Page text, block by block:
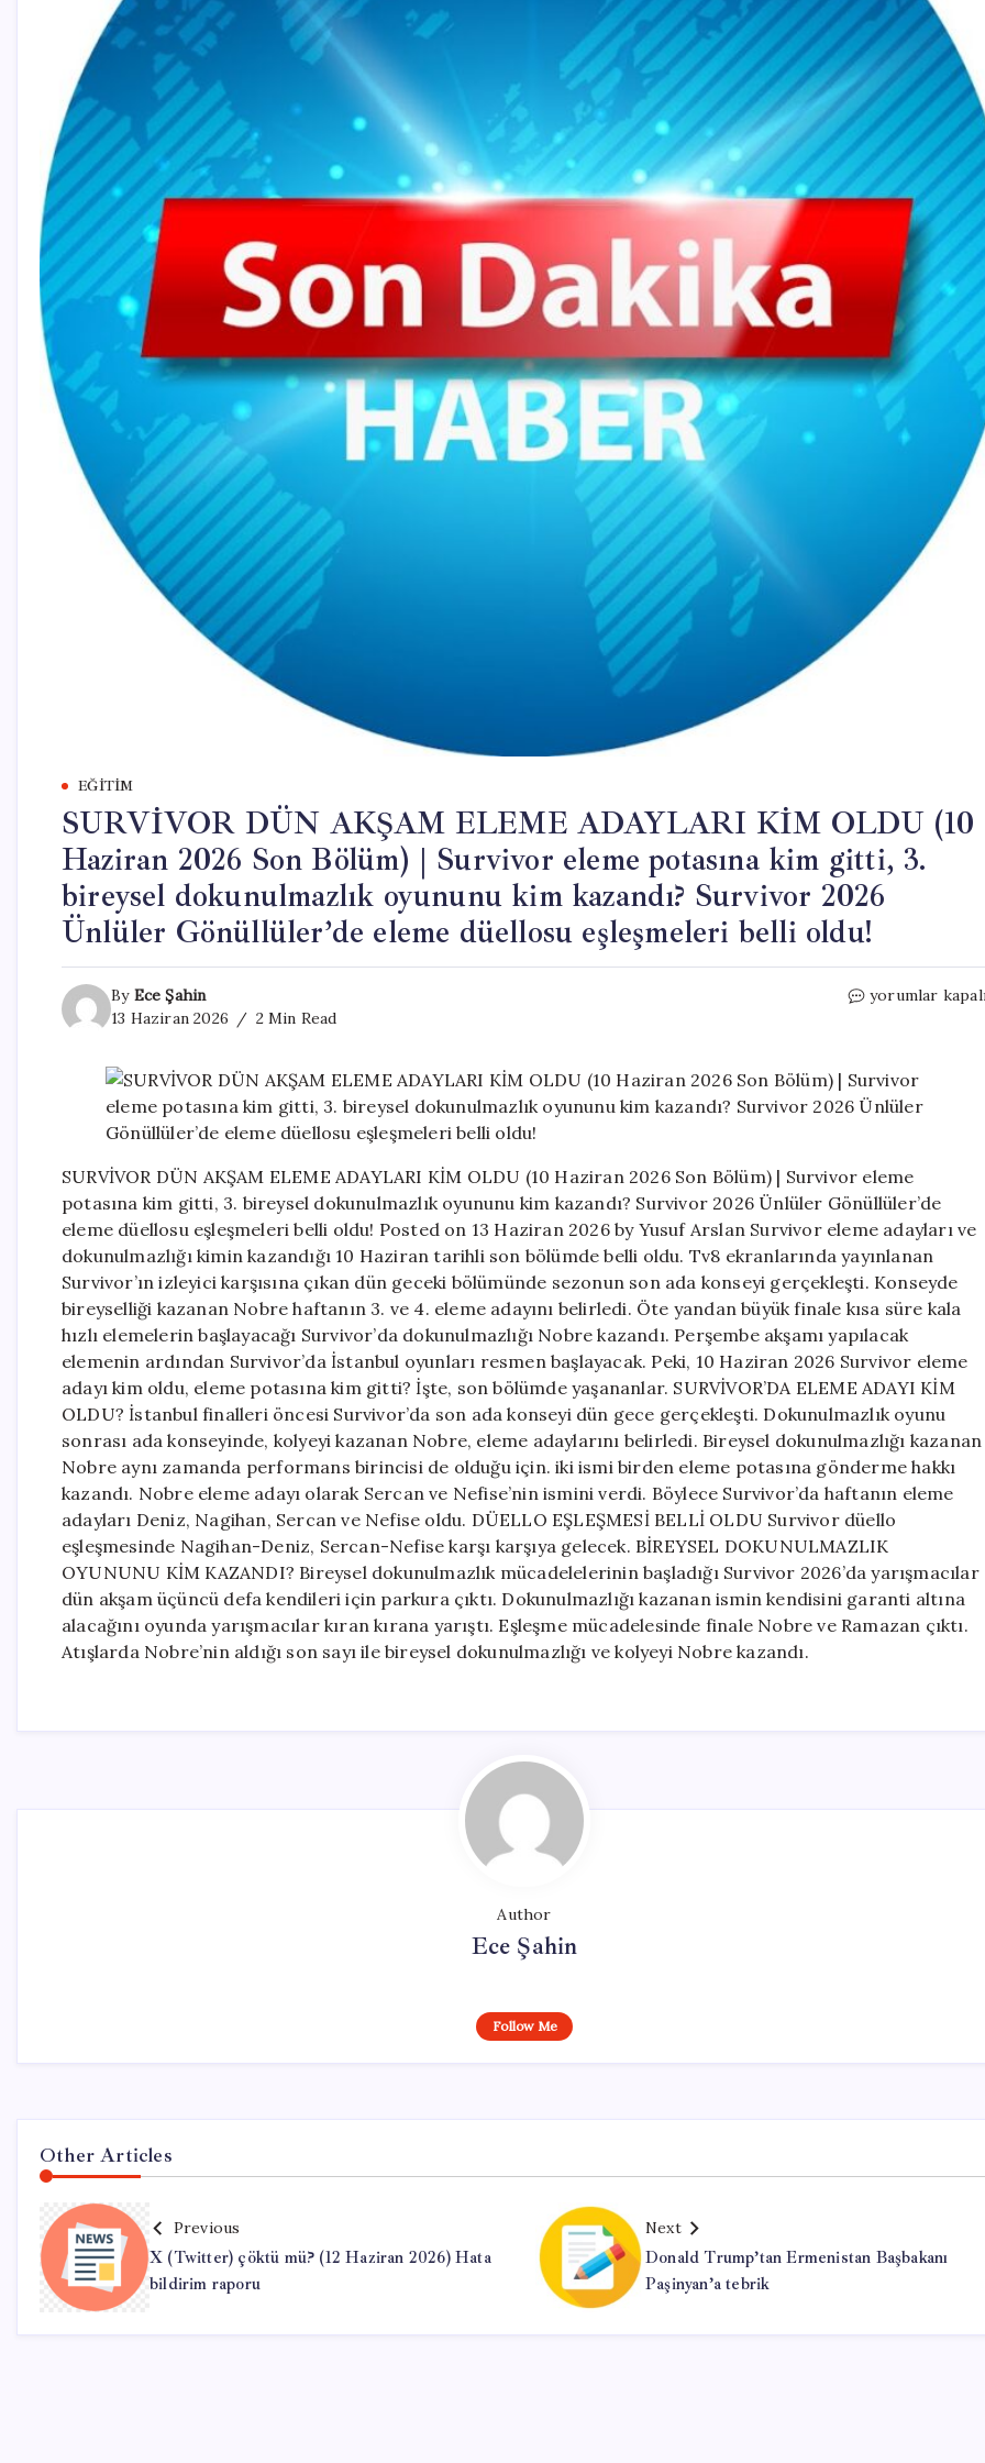
EĞITIM
SURVİVOR DÜN AKŞAM ELEME ADAYLARI KİM OLDU (10
Haziran 2026 Son Bölüm) | Survivor eleme potasına kim gitti, 3.
bireysel dokunulmazlık oyununu kim kazandı? Survivor 2026
Ünlüler Gönüllüler’de eleme düellosu eşleşmeleri belli oldu!
By Ece Şahin
13 Haziran 2026
2 Min Read
SURVİVOR
ADAYLARI
KİM
Haziran
2026
Son
Bölüm)
Survivor
eleme
potasına
kim
gitti,
3.
bireysel
dokunulmazlık
oyununu
kim
kazandı?
Survivor
2026
Ünlüler
Gönüllüler’de
yorumlar
SURVİVOR DÜN AKŞAM ELEME ADAYLARI KİM OLDU (10 Haziran 2026 Son Bölüm) | Survivor eleme
potasına kim gitti, 3. bireysel dokunulmazlık oyununu kim kazandı? Survivor 2026 Ünlüler Gönüllüler’de
eleme düellosu eşleşmeleri belli oldu! Posted on 13 Haziran 2026 by Yusuf Arslan Survivor eleme adayları ve
dokunulmazlığı kimin kazandığı 10 Haziran tarihli son bölümde belli oldu. Tv8 ekranlarında yayınlanan
Survivor’ın izleyici karşısına çıkan dün geceki bölümünde sezonun son ada konseyi gerçekleşti. Konseyde
bireyselliği kazanan Nobre haftanın 3. ve 4. eleme adayını belirledi. Öte yandan büyük finale kısa süre kala
hızlı elemelerin başlayacağı Survivor’da dokunulmazlığı Nobre kazandı. Perşembe akşamı yapılacak
elemenin ardından Survivor’da İstanbul oyunları resmen başlayacak. Peki, 10 Haziran 2026 Survivor eleme
adayı kim oldu, eleme potasına kim gitti? İşte, son bölümde yaşananlar. SURVİVOR’DA ELEME ADAYI KİM
OLDU? İstanbul finalleri öncesi Survivor’da son ada konseyi dün gece gerçekleşti. Dokunulmazlık oyunu
sonrası ada konseyinde, kolyeyi kazanan Nobre, eleme adaylarını belirledi. Bireysel dokunulmazlığı kazanan
Nobre aynı zamanda performans birincisi de olduğu için. iki ismi birden eleme potasına gönderme hakkı
kazandı. Nobre eleme adayı olarak Sercan ve Nefise’nin ismini verdi. Böylece Survivor’da haftanın eleme
adayları Deniz, Nagihan, Sercan ve Nefise oldu. DÜELLO EŞLEŞMESİ BELLİ OLDU Survivor düello
eşleşmesinde Nagihan-Deniz, Sercan-Nefise karşı karşıya gelecek. BİREYSEL DOKUNULMAZLIK
OYUNUNU KİM KAZANDI? Bireysel dokunulmazlık mücadelelerinin başladığı Survivor 2026’da yarışmacılar
dün akşam üçüncü defa kendileri için parkura çıktı. Dokunulmazlığı kazanan ismin kendisini garanti altına
alacağını oyunda yarışmacılar kıran kırana yarıştı. Eşleşme mücadelesinde finale Nobre ve Ramazan çıktı.
Atışlarda Nobre’nin aldığı son sayı ile bireysel dokunulmazlığı ve kolyeyi Nobre kazandı.
Author
Ece Şahin
Follow Me
Other Articles
Previous
X (Twitter) çöktü mü? (12 Haziran 2026) Hata
bildirim raporu
Next
Donald Trump’tan Ermenistan Başbakanı
Paşinyan’a tebrik